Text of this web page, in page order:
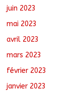
juin 2023
mai 2023
avril 2023
mars 2023
février 2023
janvier 2023